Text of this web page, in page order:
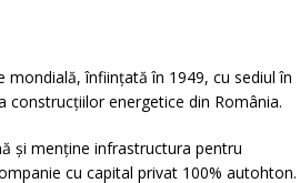
înființată în 1949, cu sediul în
construcțiilor energetice din România.
și menține infrastructura pentru
cu capital privat 100% autohton.